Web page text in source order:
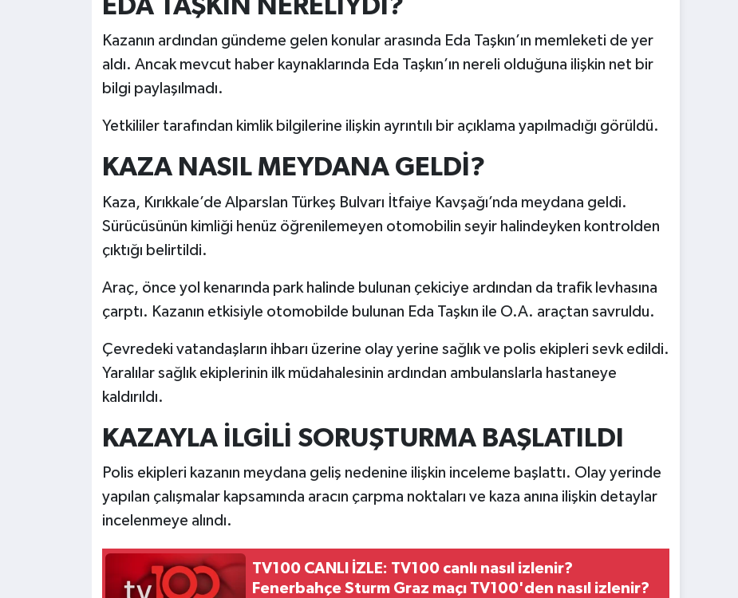
EDA TAŞKIN NERELİYDİ?
Kazanın ardından gündeme gelen konular arasında Eda Taşkın’ın memleketi de yer
aldı. Ancak mevcut haber kaynaklarında Eda Taşkın’ın nereli olduğuna ilişkin net bir
bilgi paylaşılmadı.
Yetkililer tarafından kimlik bilgilerine ilişkin ayrıntılı bir açıklama yapılmadığı görüldü.
KAZA NASIL MEYDANA GELDİ?
Kaza, Kırıkkale’de Alparslan Türkeş Bulvarı İtfaiye Kavşağı’nda meydana geldi.
Sürücüsünün kimliği henüz öğrenilemeyen otomobilin seyir halindeyken kontrolden
çıktığı belirtildi.
Araç, önce yol kenarında park halinde bulunan çekiciye ardından da trafik levhasına
çarptı. Kazanın etkisiyle otomobilde bulunan Eda Taşkın ile O.A. araçtan savruldu.
Çevredeki vatandaşların ihbarı üzerine olay yerine sağlık ve polis ekipleri sevk edildi.
Yaralılar sağlık ekiplerinin ilk müdahalesinin ardından ambulanslarla hastaneye
kaldırıldı.
KAZAYLA İLGİLİ SORUŞTURMA BAŞLATILDI
Polis ekipleri kazanın meydana geliş nedenine ilişkin inceleme başlattı. Olay yerinde
yapılan çalışmalar kapsamında aracın çarpma noktaları ve kaza anına ilişkin detaylar
incelenmeye alındı.
TV100 CANLI İZLE: TV100 canlı nasıl izlenir?
Fenerbahçe Sturm Graz maçı TV100'den nasıl izlenir?